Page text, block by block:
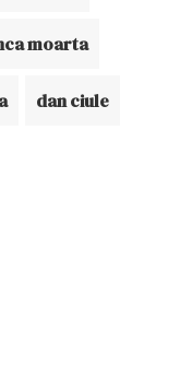
moarta
dan ciule